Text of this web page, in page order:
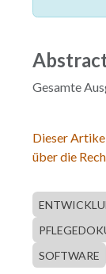
Gesamte
Dieser
über die
SOFTWARE